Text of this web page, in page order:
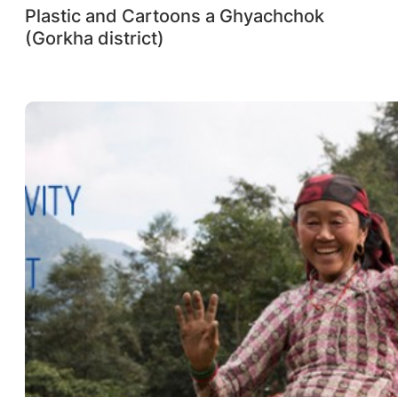
Plastic and Cartoons a Ghyachchok
(Gorkha district)